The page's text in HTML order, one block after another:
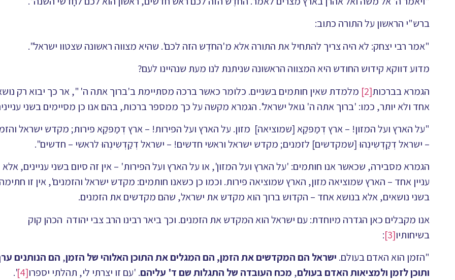
ברש"י הראשון על התורה כתוב:
"אמר רבי יצחק: לא היה צריך להתחיל את התורה אלא מ'החֺדֶש הזה לכם'. שהיא מצווה ראשונה שצטוו ישראל".
מדוע דווקא קידוש החודש היא המצווה הראשונה שניתנת לנו מעת שנהיינו לעם?
הגמרא בברכות[2]
מלמדת שאין חותמים בשניים. כלומר כאשר ברכה מסתיימת ב'ברוך אתה ה' ", אר כך יבוא רק
אחד ולא יותר, כמו: 'ברוך אתה ה' גואל ישראל'. הגמרא מקשה על כך ממספר ברכות, בהם אנו כן מסיימים בשני
"על הארץ ועל המזון! – ארץ דְמַפּקַא [שמוציאה] מזון. על הארץ ועל הפירות! – ארץ דְמַפּקַא פירות; מקדש ישראל
– ישראל דְקַדְשִינְהוּ [שמקדשים] לזמנים; מקדש ישראל וראשי חדשים! – ישראל דְקַדְשִינְהוּ לראשי – חדשים".
הגמרא מסבירה, שכאשר אנו חותמים: 'על הארץ ועל המזון', או על הארץ ועל הפירות' – אין זה סיום בשני עניינים, אלא
עניין אחד – הארץ שמוציאה מזון, הארץ שמוציאה פירות. וכמו כן כשאנו חותמים: מקדש ישראל והזמנים', אין זו
בשני נושאים, אלא בנושא אחד – הקדוש ברוך הוא מקדש את ישראל, שהם מקדשים את הזמנים.
אנו מקבלים כאן הגדרה מיוחדת: עם ישראל הוא המקדש את הזמנים. וכך ביאר רבינו הרב צבי יהודה הכהן קוק
בשיחותיו[3]
:
"הזמן הוא האדם בעולם. ישראל הם המקדשים את הזמן, הם המגלים את התוכן האלוהי של הזמן, הם הנותנים
ותוכן לזמן ולמציאות האדם בעולם, מכח העובדה של התגלות שם ד' עליהם. 'עם זו יצרתי לי, תהלתי יספרו[4]
'.